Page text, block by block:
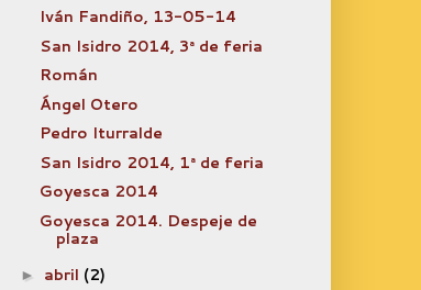
Iván Fandiño, 13-05-14
San Isidro 2014, 3ª de feria
Román
Ángel Otero
Pedro Iturralde
San Isidro 2014, 1ª de feria
Goyesca 2014
Goyesca 2014. Despeje de
plaza
► abril (2)